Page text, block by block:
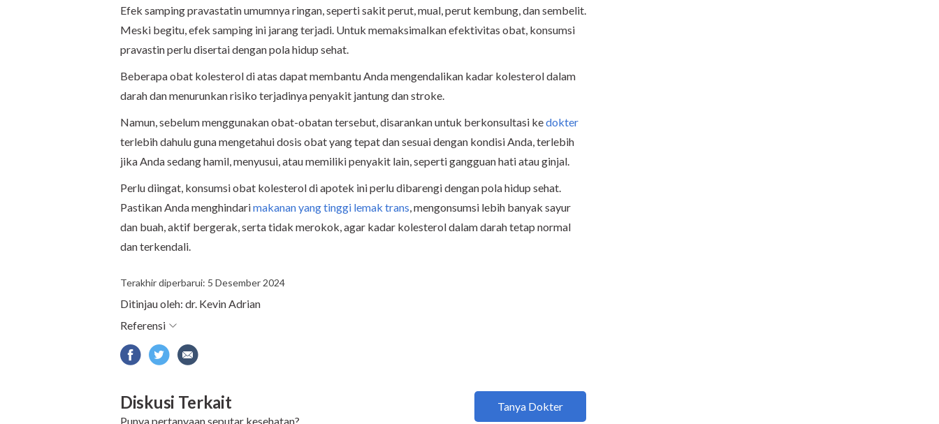
Efek samping pravastatin umumnya ringan, seperti sakit perut, mual, perut kembung, dan sembelit.
Meski begitu, efek samping ini jarang terjadi. Untuk memaksimalkan efektivitas obat, konsumsi
pravastin perlu disertai dengan pola hidup sehat.
Beberapa obat kolesterol di atas dapat membantu Anda mengendalikan kadar kolesterol dalam
darah dan menurunkan risiko terjadinya penyakit jantung dan stroke.
Namun, sebelum menggunakan obat-obatan tersebut, disarankan untuk berkonsultasi kedokter
terlebih dahulu guna mengetahui dosis obat yang tepat dan sesuai dengan kondisi Anda, terlebih
jika Anda sedang hamil, menyusui, atau memiliki penyakit lain, seperti gangguan hati atau ginjal.
Perlu diingat, konsumsi obat kolesterol di apotek ini perlu dibarengi dengan pola hidup sehat.
Pastikan Anda menghindarimakanan yang tinggi lemak trans, mengonsumsi lebih banyak sayur
dan buah, aktif bergerak, serta tidak merokok, agar kadar kolesterol dalam darah tetap normal
dan terkendali.
Terakhir diperbarui: 5 Desember 2024